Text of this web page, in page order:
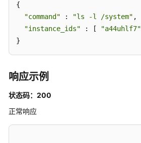
-
UnassignInstance
批
查
{
"command" : "ls -l /system" ,
"instance_ids" : [ "a44uhlf7"
}
响应示例
状态码：200
正常响应